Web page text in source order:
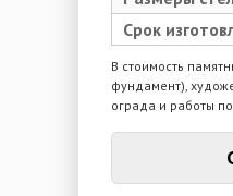
Срок
В стоимость
фундамент),
ограда и работы